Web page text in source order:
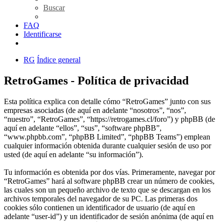
Buscar
FAQ
Identificarse
RG Índice general
RetroGames - Política de privacidad
Esta política explica con detalle cómo “RetroGames” junto con sus
empresas asociadas (de aquí en adelante “nosotros”, “nos”,
“nuestro”, “RetroGames”, “https://retrogames.cl/foro”) y phpBB (de
aquí en adelante “ellos”, “sus”, “software phpBB”,
“www.phpbb.com”, “phpBB Limited”, “phpBB Teams”) emplean
cualquier información obtenida durante cualquier sesión de uso por
usted (de aquí en adelante “su información”).
Tu información es obtenida por dos vías. Primeramente, navegar por
“RetroGames” hará al software phpBB crear un número de cookies,
las cuales son un pequeño archivo de texto que se descargan en los
archivos temporales del navegador de su PC. Las primeras dos
cookies sólo contienen un identificador de usuario (de aquí en
adelante “user-id”) y un identificador de sesión anónima (de aquí en